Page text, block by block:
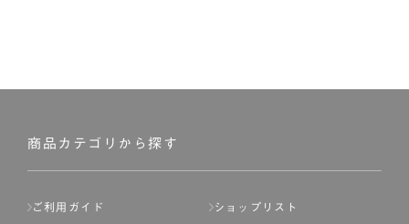
商品カテゴリから探す
ご利用ガイド ショップリスト